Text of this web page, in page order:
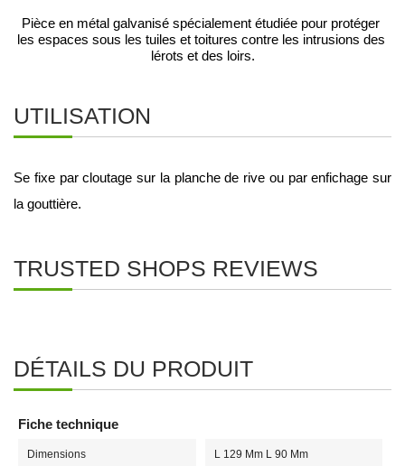
Pièce en métal galvanisé spécialement étudiée pour protéger
les espaces sous les tuiles et toitures contre les intrusions des
lérots et des loirs.
UTILISATION
Se fixe par cloutage sur la planche de rive ou par enfichage sur
la gouttière.
TRUSTED SHOPS REVIEWS
DÉTAILS DU PRODUIT
Fiche technique
Dimensions L 129 Mm L 90 Mm